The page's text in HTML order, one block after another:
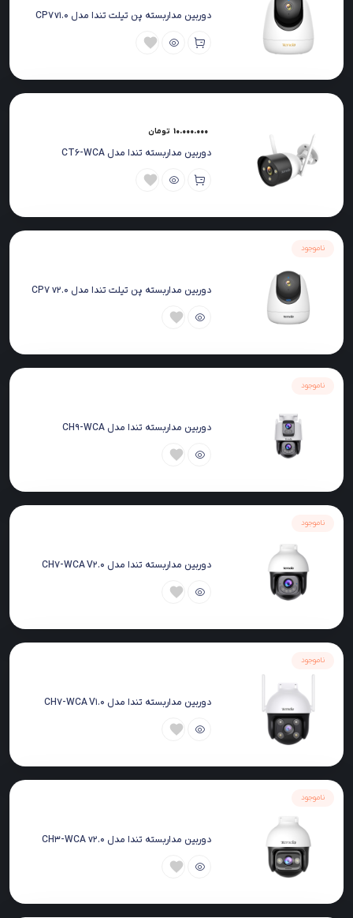
دوربین مداربسته پن تیلت تندا مدل CP7 v1.0
10.000.000 تومان
دوربین مداربسته تندا مدل CT6-WCA
ناموجود
دوربین مداربسته پن تیلت تندا مدل CP7 v2.0
ناموجود
دوربین مداربسته تندا مدل CH9-WCA
ناموجود
دوربین مداربسته تندا مدل CH7-WCA V2.0
ناموجود
دوربین مداربسته تندا مدل CH7-WCA V1.0
ناموجود
دوربین مداربسته تندا مدل CH3-WCA v2.0